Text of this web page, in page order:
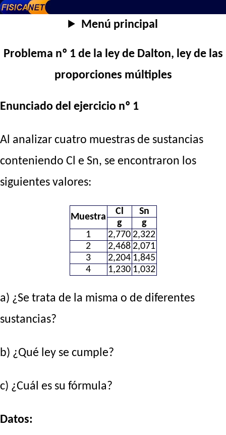
Menú principal
Problema nº 1 de la ley de Dalton, ley de las
proporciones múltiples
Enunciado del ejercicio nº 1
Al analizar cuatro muestras de sustancias
conteniendo Cl e Sn, se encontraron los
siguientes valores:
Muestra
Cl
Sn
g
g
1
2,770 2,322
2
2,468 2,071
3
2,204 1,845
4
1,230 1,032
a) ¿Se trata de la misma o de diferentes
sustancias?
b) ¿Qué ley se cumple?
c) ¿Cuál es su fórmula?
Datos: